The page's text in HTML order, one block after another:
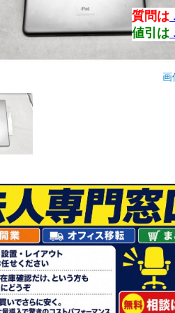
質問は
値引は
画